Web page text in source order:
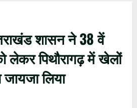
शासन ने 38 वें
लेकर पिथौरागढ़ में खेलों
जायजा लिया